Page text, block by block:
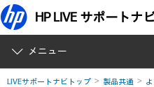
HP LIVE サポートナ
メニュー
LIVEサポートナビトップ 製品共通